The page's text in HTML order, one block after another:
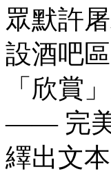
眾默許
設酒吧
「欣賞
—— 完美
繹出文